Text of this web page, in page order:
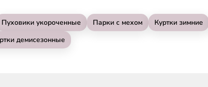
Пуховики укороченные Парки с мехом Куртки зимние
демисезонные